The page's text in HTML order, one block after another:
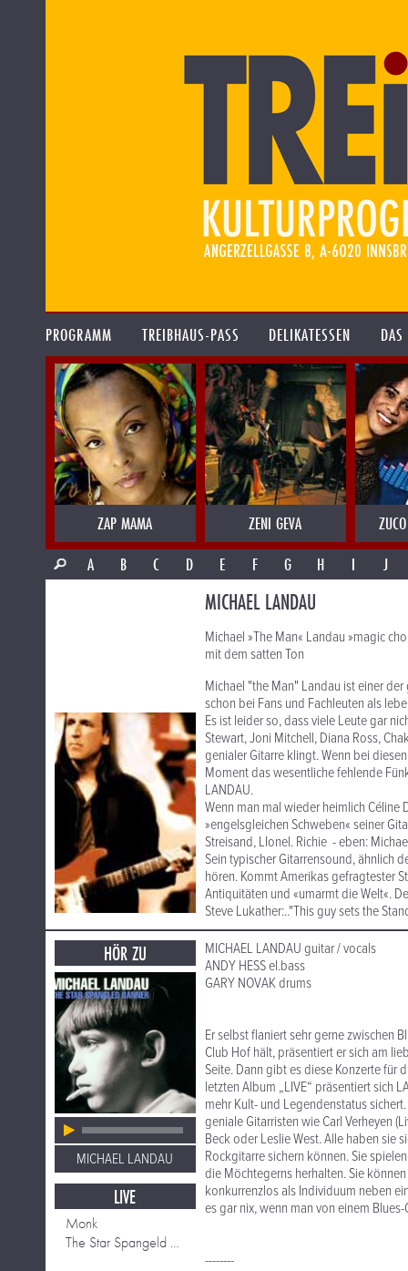
PROGRAMM TREIBHAUS-PASS DELIKATESSEN
ZAP MAMA ZENI GEVA
A
B C D E F G H I J
MICHAEL LANDAU
Michael »The Man« Landau »magic
mit dem satten Ton
Michael "the Man" Landau ist einer
schon bei Fans und Fachleuten als
Es ist leider so, dass viele Leute gar
Stewart, Joni Mitchell, Diana Ross,
genialer Gitarre klingt. Wenn bei
Moment das wesentliche fehlende
LANDAU.
Wenn man mal wieder heimlich
»engelsgleichen Schweben« seiner
Streisand, LIonel. Richie - eben:
Sein typischer Gitarrensound, ähnlich
hören. Kommt Amerikas gefragtester
Antiquitäten und «umarmt die Welt«.
Steve Lukather:.."This guy sets the
HÖR ZU
MICHAEL LANDAU
LIVE
Monk
The Star Spangeld Guitar
MICHAEL LANDAU guitar / vocals
ANDY HESS el.bass
GARY NOVAK drums
Er selbst flaniert sehr gerne zwischen
Club Hof hält, präsentiert er sich am
Seite. Dann gibt es diese Konzerte für
letzten Album „LIVE“ präsentiert sich
mehr Kult- und Legendenstatus
geniale Gitarristen wie Carl Verheyen
Beck oder Leslie West. Alle haben sie
Rockgitarre sichern können. Sie
die Möchtegerns herhalten. Sie
konkurrenzlos als Individuum neben
es gar nix, wenn man von einem
--------